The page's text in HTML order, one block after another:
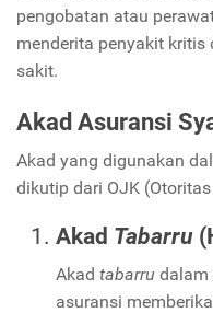
pengobatan atau
menderita penyakit
sakit.
Akad Asuransi
Akad yang digunakan
dikutip dari OJK
Akad Tabarru
Akad tabarru dalam
asuransi